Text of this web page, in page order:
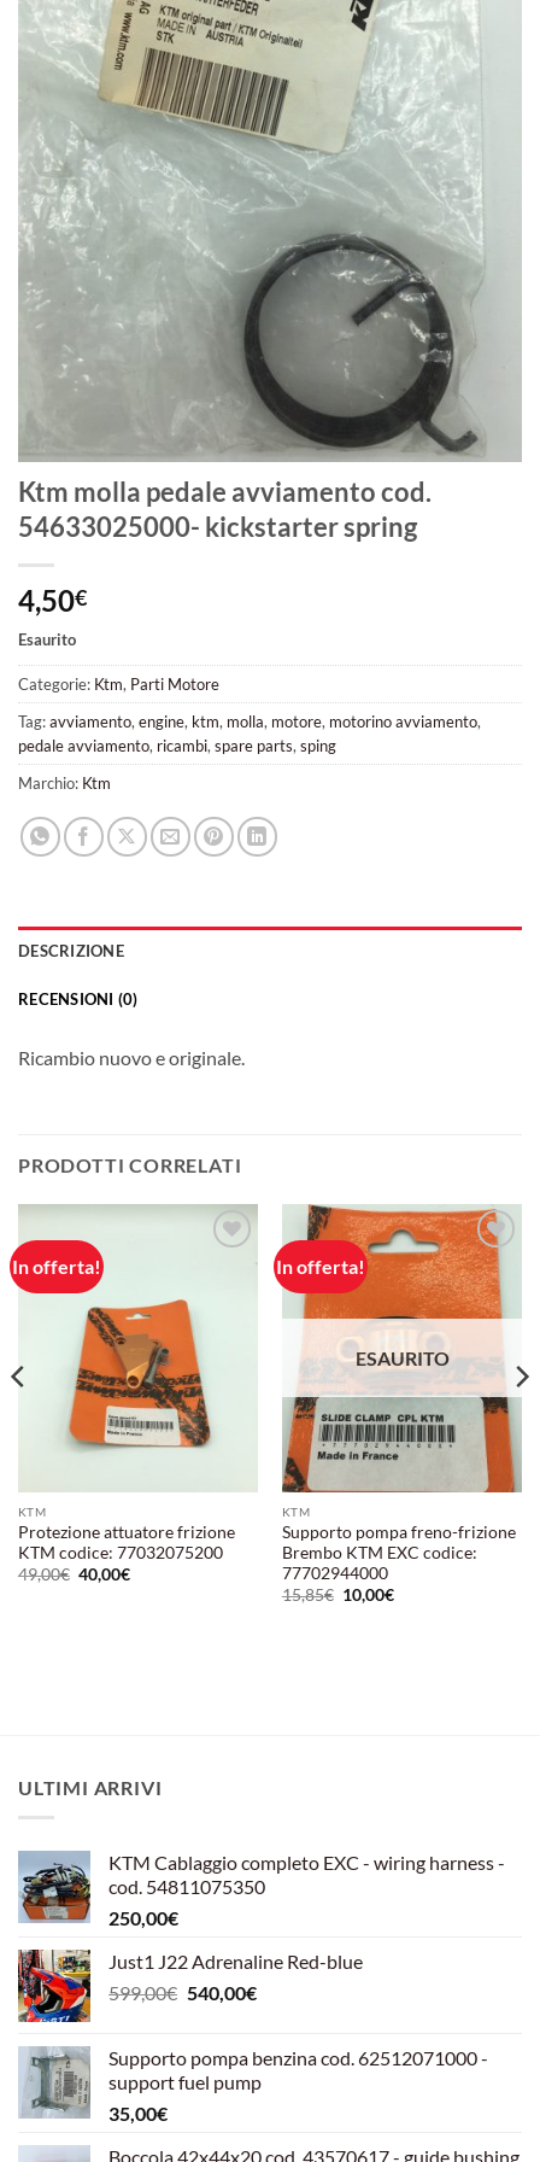
Ktm molla pedale avviamento cod.
54633025000- kickstarter spring
4,50€
Esaurito
Categorie: Ktm, Parti Motore
Tag:avviamento, engine, ktm, molla, motore, motorino avviamento,
pedale avviamento, ricambi, spare parts, sping
Marchio: Ktm
DESCRIZIONE
RECENSIONI (0)
Ricambio nuovo e originale.
PRODOTTI CORRELATI
In offerta!
KTM
Protezione attuatore frizione
KTM codice: 77032075200
49,00€ Il
prezzo
40,00€Il
In offerta!
Aggiungi
alla lista
dei
desideri
ESAURITO
KTM
Supporto pompa freno-frizione
Brembo KTM EXC codice:
77702944000
15,85€ Il
prezzo
10,00€Il
ULTIMI ARRIVI
KTM Cablaggio completo EXC - wiring harness -
cod. 54811075350
250,00€
Just1 J22 Adrenaline Red-blue
599,00€ Il
era:
599,00€.
540,00€Il
è:
540,00€.
Supporto pompa benzina cod. 62512071000 -
support fuel pump
35,00€
Boccola 42x44x20 cod. 43570617 - guide bushing